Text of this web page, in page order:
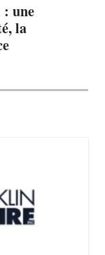
une
la